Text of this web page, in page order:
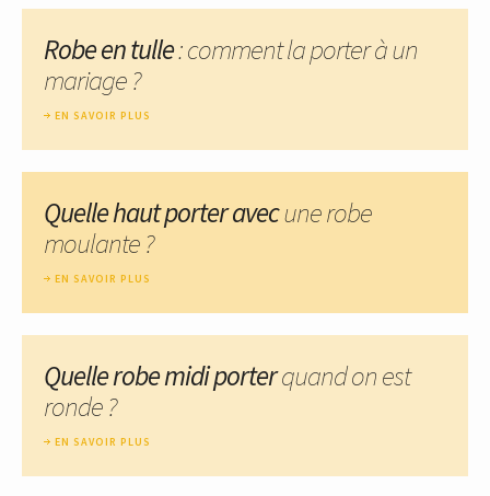
Robe en tulle: comment la porter à un
mariage ?
EN SAVOIR PLUS
Quelle haut porter avecune robe
moulante ?
EN SAVOIR PLUS
Quelle robe midi porterquand on est
ronde ?
EN SAVOIR PLUS